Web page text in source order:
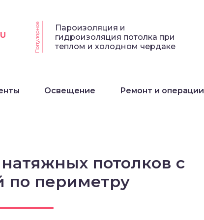
Популярное
Пароизоляция и
гидроизоляция потолка при
теплом и холодном чердаке
Освещение Ремонт и операции
потолков с
по периметру